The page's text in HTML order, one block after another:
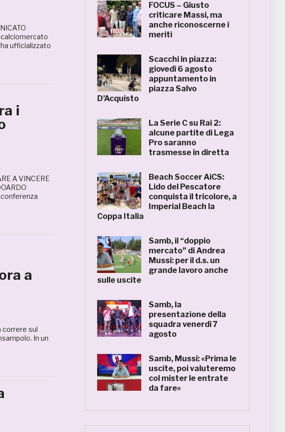
calciomercato
ufficializzato
i
A VINCERE
conferenza
a
correre sul
In un
FOCUS – Giusto
criticare Massi, ma
anche riconoscerne i
meriti
Scacchi in piazza:
giovedì 6 agosto
appuntamento in
piazza Salvo
D’Acquisto
La Serie C su Rai 2:
alcune partite di Lega
Pro saranno
trasmesse in diretta
Beach Soccer AiCS:
Lido del Pescatore
conquista il tricolore, a
Imperial Beach la
Coppa Italia
Samb, il “doppio
mercato” di Andrea
Mussi: per il d.s. un
grande lavoro anche
sulle uscite
Samb, la
presentazione della
squadra venerdì 7
agosto
Samb, Mussi: «Prima le
uscite, poi valuteremo
col mister le entrate
da fare»